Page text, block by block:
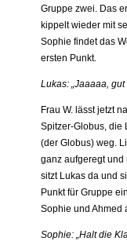
Gruppe zwei. Das
kippelt wieder mit
Sophie findet das
ersten Punkt.
Lukas: „Jaaaaa, gut
Frau W. lässt jetzt
Spitzer-Globus, die
(der Globus) weg.
ganz aufgeregt und
sitzt Lukas da und
Punkt für Gruppe
Sophie und Ahmed
Sophie: „Halt die